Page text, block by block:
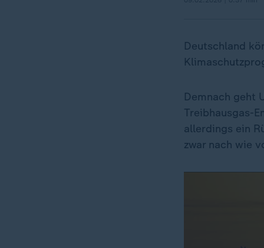
Deutschland
Demnach geht
Treibhausgas-
allerdings ein
zwar nach wie